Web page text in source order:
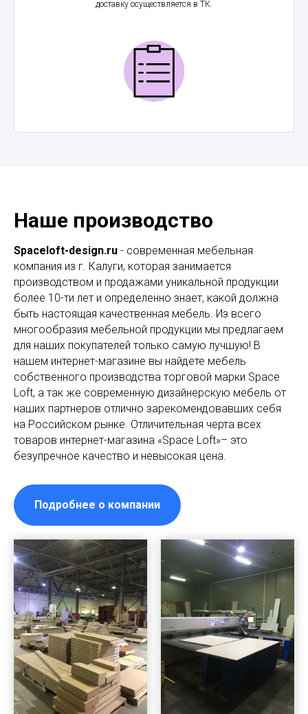
доставку осуществляется в ТК.
Наше производство
Spaceloft-design.ru - современная мебельная
компания из г. Калуги, которая занимается
производством и продажами уникальной продукции
более 10-ти лет и определенно знает, какой должна
быть настоящая качественная мебель. Из всего
многообразия мебельной продукции мы предлагаем
для наших покупателей только самую лучшую! В
нашем интернет-магазине вы найдете мебель
собственного производства торговой марки Space
Loft, а так же современную дизайнерскую мебель от
наших партнеров отлично зарекомендовавших себя
на Российском рынке. Отличительная черта всех
товаров интернет-магазина «Space Loft»– это
безупречное качество и невысокая цена.
Подробнее о компании